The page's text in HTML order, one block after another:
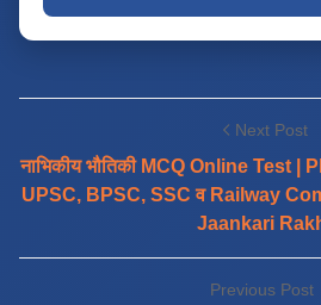
Next Post
नाभिकीय भौतिकी MCQ Online Test
UPSC, BPSC, SSC व Railway
Jaankari
Previous Post